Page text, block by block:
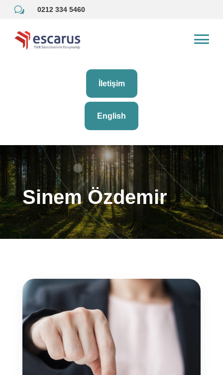
w 0212 334 5460
İletişim
English
Sinem Özdemir